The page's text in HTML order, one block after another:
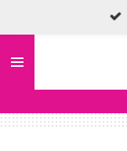
Hauptinhalt
springen